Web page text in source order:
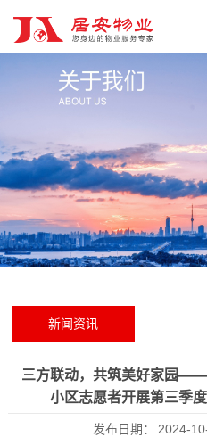
新闻资讯
三方联动，共筑美好家园
小区志愿者开展第三季
发布日期： 2024-